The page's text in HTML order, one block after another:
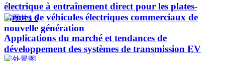
électrique à entraînement direct pour les plates-
formes de véhicules électriques commerciaux de
nouvelle génération
Applications du marché et tendances de
développement des systèmes de transmission EV